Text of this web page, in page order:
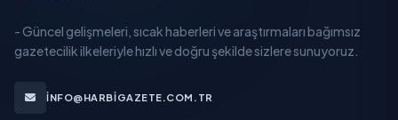
- Güncel gelişmeleri, sıcak haberleri ve araştırmaları bağımsız
gazetecilik ilkeleriyle hızlı ve doğru şekilde sizlere sunuyoruz.
INFO@HARBIGAZETE.COM.TR